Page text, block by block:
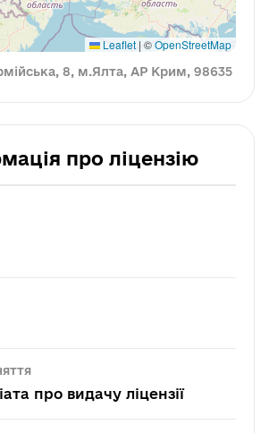
Leaflet | ©OpenStreetMap
8, м.Ялта, АР Крим, 98635
про ліцензію
про видачу ліцензії